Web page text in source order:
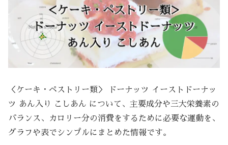
＜ケーキ・ペストリー類＞ ドーナッツ イーストドーナッ
ツ あん入り こしあん について、主要成分や三大栄養素の
バランス、カロリー分の消費をするために必要な運動を、
グラフや表でシンプルにまとめた情報です。